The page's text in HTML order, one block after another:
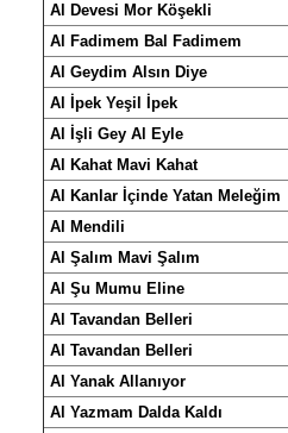
Al Devesi Mor Köşekli
Al Fadimem Bal Fadimem
Al Geydim Alsın Diye
Al İpek Yeşil İpek
Al İşli Gey Al Eyle
Al Kahat Mavi Kahat
Al Kanlar İçinde Yatan Meleğim
Al Mendili
Al Şalım Mavi Şalım
Al Şu Mumu Eline
Al Tavandan Belleri
Al Tavandan Belleri
Al Yanak Allanıyor
Al Yazmam Dalda Kaldı